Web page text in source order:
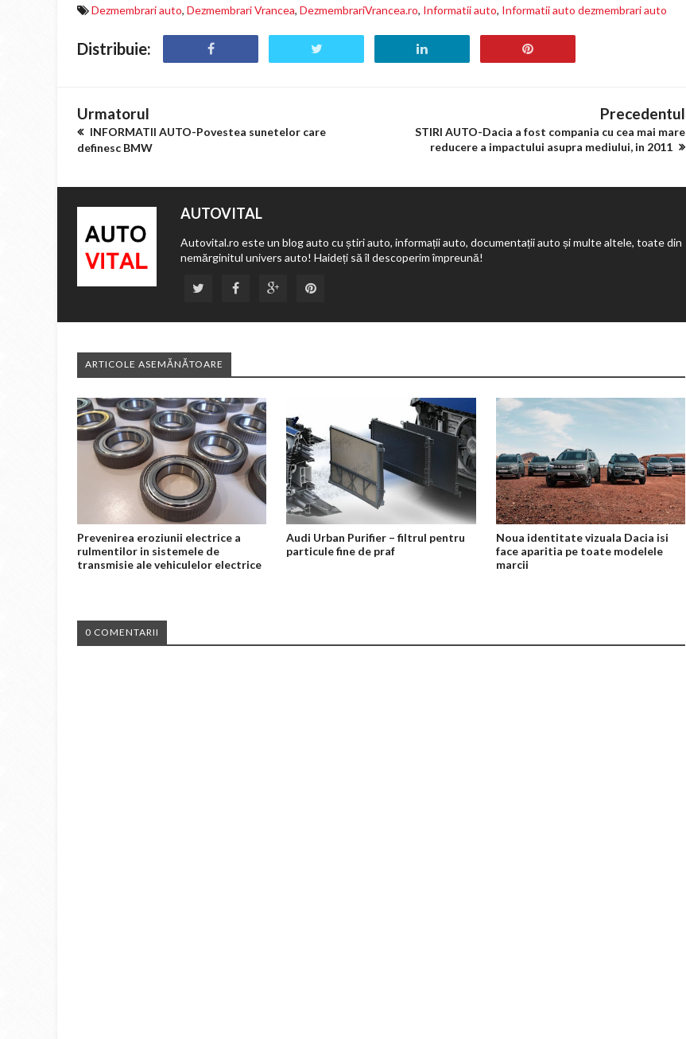
Dezmembrari auto, Dezmembrari Vrancea, DezmembrariVrancea.ro, Informatii auto, Informatii auto dezmembrari auto
Distribuie:
Urmatorul
INFORMATII AUTO-Povestea sunetelor care
definesc BMW
Precedentul
STIRI AUTO-Dacia a fost compania cu cea mai mare
reducere a impactului asupra mediului, in 2011
AUTOVITAL
Autovital.ro este un blog auto cu știri auto, informații auto, documentații auto și multe altele, toate din
nemărginitul univers auto! Haideți să îl descoperim împreună!
ARTICOLE ASEMĂNĂTOARE
Prevenirea eroziunii electrice a
rulmentilor in sistemele de
transmisie ale vehiculelor electrice
Audi Urban Purifier – filtrul pentru
particule fine de praf
Noua identitate vizuala Dacia isi
face aparitia pe toate modelele
marcii
0 COMENTARII